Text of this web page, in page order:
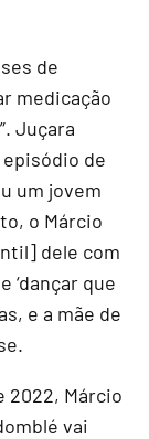
de
medicação
Juçara
de
um jovem
o Márcio
dele com
‘dançar que
e a mãe de
2022, Márcio
vai